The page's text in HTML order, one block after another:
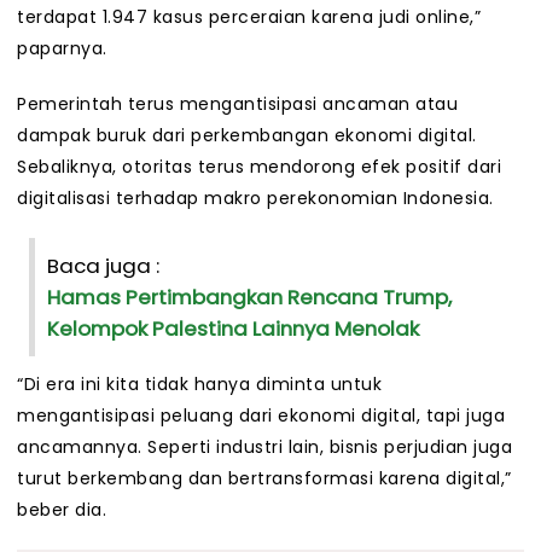
terdapat 1.947 kasus perceraian karena judi online,”
paparnya.
Pemerintah terus mengantisipasi ancaman atau
dampak buruk dari perkembangan ekonomi digital.
Sebaliknya, otoritas terus mendorong efek positif dari
digitalisasi terhadap makro perekonomian Indonesia.
Baca juga :
Hamas Pertimbangkan Rencana Trump,
Kelompok Palestina Lainnya Menolak
“Di era ini kita tidak hanya diminta untuk
mengantisipasi peluang dari ekonomi digital, tapi juga
ancamannya. Seperti industri lain, bisnis perjudian juga
turut berkembang dan bertransformasi karena digital,”
beber dia.